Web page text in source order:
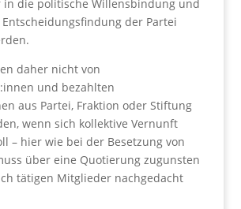
in die politische Willensbindung und
der Partei
daher nicht von
und bezahlten
aus Partei, Fraktion oder Stiftung
wenn sich kollektive Vernunft
– hier wie bei der Besetzung von
über eine Quotierung zugunsten
tätigen Mitglieder nachgedacht